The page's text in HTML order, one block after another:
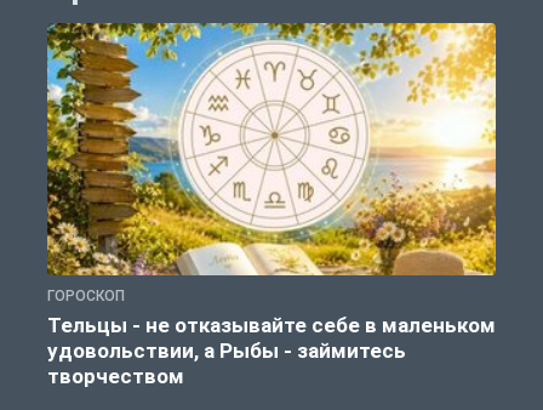
ГОРОСКОП
Тельцы - не отказывайте себе в маленьком
удовольствии, а Рыбы - займитесь
творчеством